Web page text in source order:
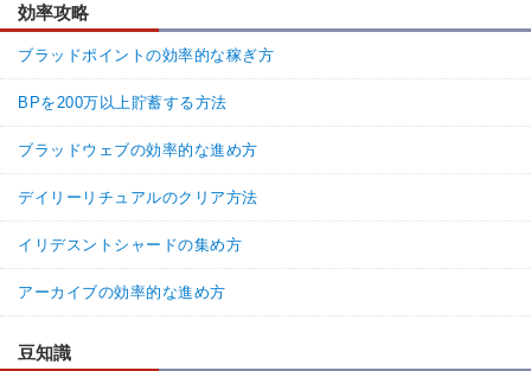
効率攻略
ブラッドポイントの効率的な稼ぎ方
BPを200万以上貯蓄する方法
ブラッドウェブの効率的な進め方
デイリーリチュアルのクリア方法
イリデスントシャードの集め方
アーカイブの効率的な進め方
豆知識